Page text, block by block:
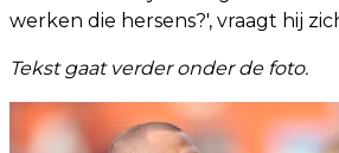
werken die hersens?', vraagt hij
Tekst gaat verder onder de foto.